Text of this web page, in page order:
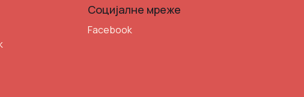
Социјалне мреже
Facebook